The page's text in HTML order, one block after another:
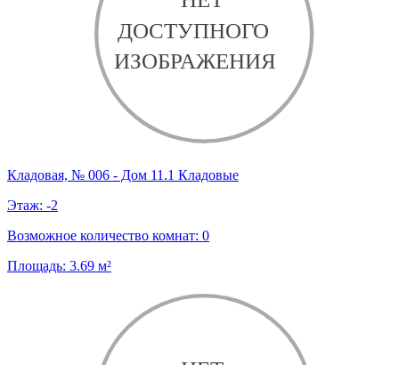
Кладовая, № 006 - Дом 11.1 Кладовые
Этаж: -2
Возможное количество комнат: 0
Площадь: 3.69 м²